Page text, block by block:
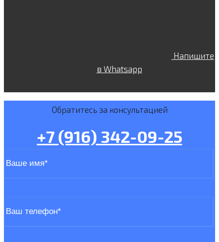
Напишите
в Whatsapp
Обратитесь за консультацией
+7 (916) 342-09-25